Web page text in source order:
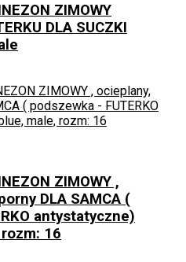
ZIMOWY
DLA SUCZKI
zł
ZIMOWY ,
DLA SAMCA (
antystatyczne)
16